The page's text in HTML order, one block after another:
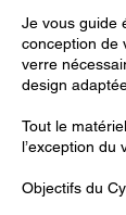
Je vous guide
conception de
verre
design
Tout le
l’exception du
Objectifs du